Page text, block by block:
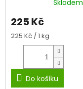
Skladem
225 Kč
Měrná
cena:
225 Kč / 1 kg
Do košíku